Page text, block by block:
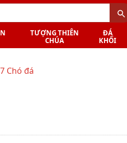
TƯỢNG THIÊN
CHÚA
ĐÁ
KHỐI
Chó đá